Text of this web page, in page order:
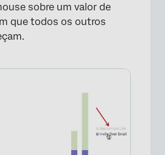
sobre um valor de
que todos os outros